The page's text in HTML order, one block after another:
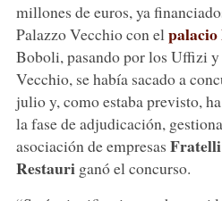
millones de euros, ya
Palazzo Vecchio con el
Boboli, pasando por los Uffizi
Vecchio, se había sacado a
julio y, como estaba previsto,
la fase de adjudicación,
asociación de empresas
Restauri ganó el concurso.